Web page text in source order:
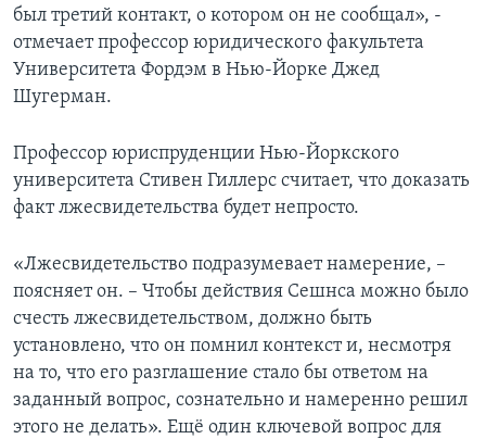
был третий контакт, о котором он не сообщал», -
отмечает профессор юридического факультета
Университета Фордэм в Нью-Йорке Джед
Шугерман.
Профессор юриспруденции Нью-Йоркского
университета Стивен Гиллерс считает, что доказать
факт лжесвидетельства будет непросто.
«Лжесвидетельство подразумевает намерение, –
поясняет он. – Чтобы действия Сешнса можно было
счесть лжесвидетельством, должно быть
установлено, что он помнил контекст и, несмотря
на то, что его разглашение стало бы ответом на
заданный вопрос, сознательно и намеренно решил
этого не делать». Ещё один ключевой вопрос для